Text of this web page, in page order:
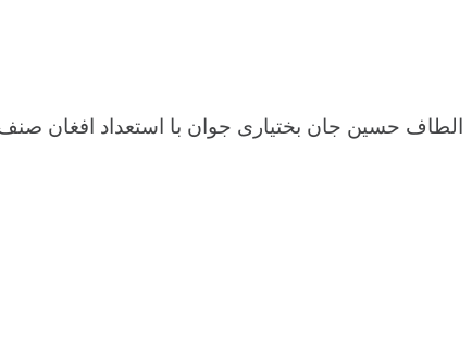
الطاف حسین جان بختیاری جوان با استعداد افغان